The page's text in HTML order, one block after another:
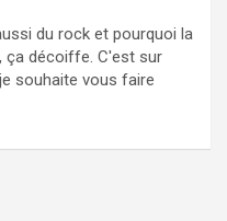
du rock et pourquoi la
ça décoiffe. C'est sur
souhaite vous faire